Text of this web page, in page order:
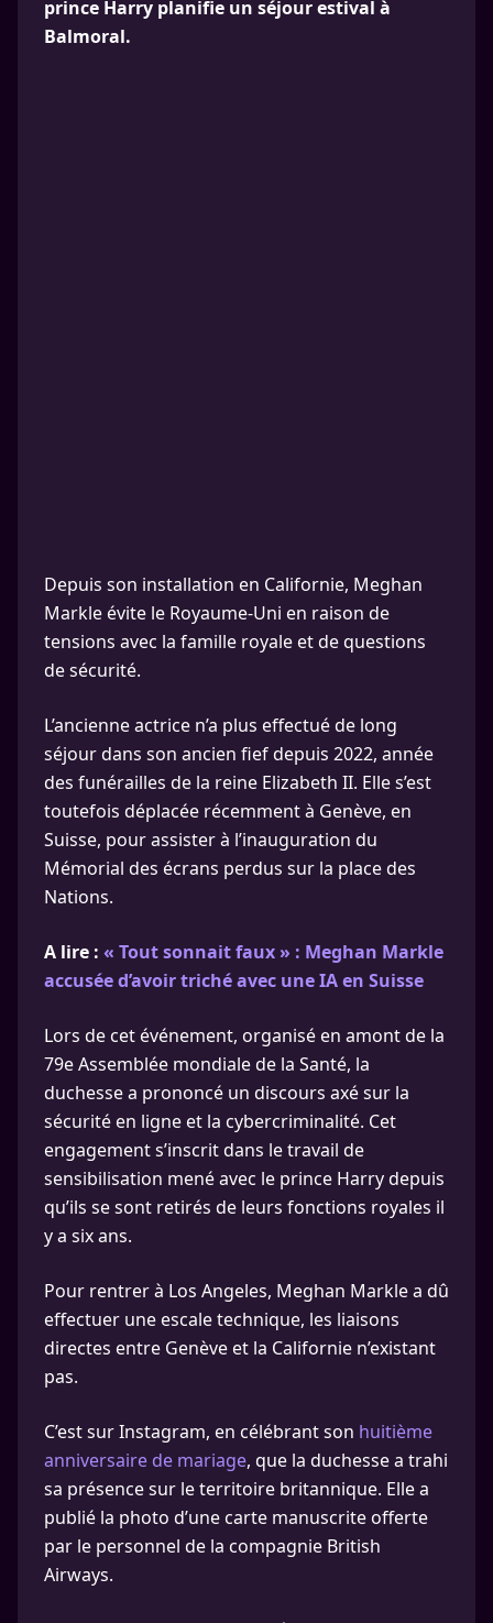
prince Harry planifie un séjour estival à
Balmoral.
Depuis son installation en Californie, Meghan
Markle évite le Royaume-Uni en raison de
tensions avec la famille royale et de questions
de sécurité.
L’ancienne actrice n’a plus effectué de long
séjour dans son ancien fief depuis 2022, année
des funérailles de la reine Elizabeth II. Elle s’est
toutefois déplacée récemment à Genève, en
Suisse, pour assister à l’inauguration du
Mémorial des écrans perdus sur la place des
Nations.
A lire : « Tout sonnait faux » : Meghan Markle
accusée d’avoir triché avec une IA en Suisse
Lors de cet événement, organisé en amont de la
79e Assemblée mondiale de la Santé, la
duchesse a prononcé un discours axé sur la
sécurité en ligne et la cybercriminalité. Cet
engagement s’inscrit dans le travail de
sensibilisation mené avec le prince Harry depuis
qu’ils se sont retirés de leurs fonctions royales il
y a six ans.
Pour rentrer à Los Angeles, Meghan Markle a dû
effectuer une escale technique, les liaisons
directes entre Genève et la Californie n’existant
pas.
C’est sur Instagram, en célébrant son huitième
anniversaire de mariage, que la duchesse a trahi
sa présence sur le territoire britannique. Elle a
publié la photo d’une carte manuscrite offerte
par le personnel de la compagnie British
Airways.